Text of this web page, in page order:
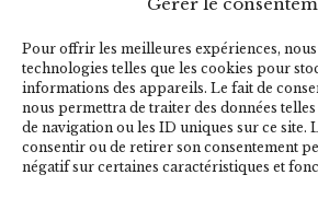
Pour offrir les meilleures expériences,
technologies telles que les cookies pour
informations des appareils. Le fait de
nous permettra de traiter des données
de navigation ou les ID uniques sur ce site.
consentir ou de retirer son consentement
négatif sur certaines caractéristiques et
Conditions de
Politique de
FAQ
Mentions légales
Kristell – Éducatrice canine VAR |
Comportementaliste